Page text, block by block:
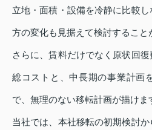
立地・面積・設備を冷静に比較
方の変化も見据えて検討すること
さらに、賃料だけでなく原状回
総コストと、中長期の事業計画
で、無理のない移転計画が描けま
当社では、本社移転の初期検討